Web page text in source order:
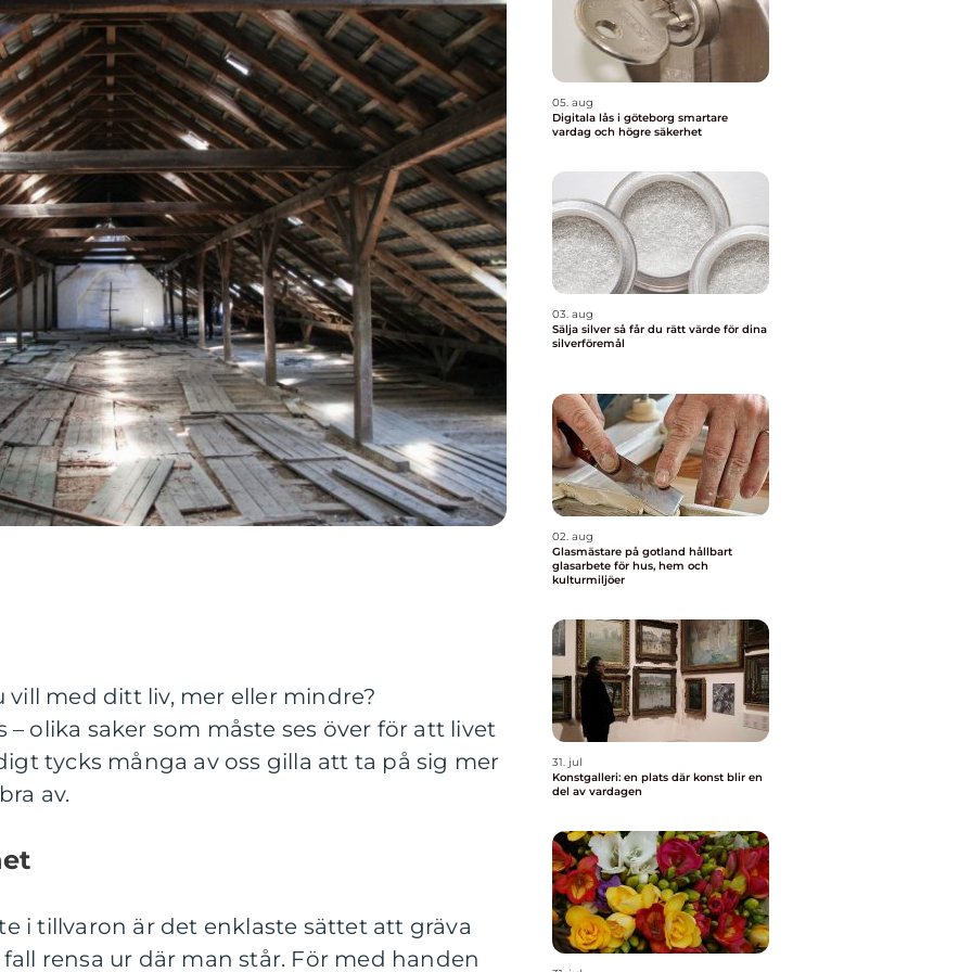
med ditt liv, mer eller mindre?
– olika saker som måste ses över för att livet
tycks många av oss gilla att ta på sig mer
av.
i tillvaron är det enklaste sättet att gräva
rensa ur där man står. För med handen
05. aug
Digitala lås i göteborg smartare
vardag och högre säkerhet
03. aug
Sälja silver så får du rätt värde för dina
silverföremål
02. aug
Glasmästare på gotland hållbart
glasarbete för hus, hem och
kulturmiljöer
31. jul
Konstgalleri: en plats där konst blir en
del av vardagen